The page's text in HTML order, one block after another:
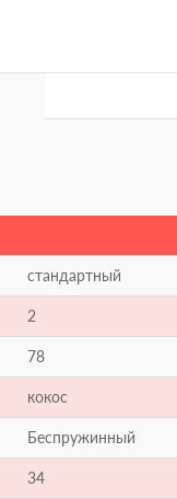
стандартный
2
78
кокос
Беспружинный
34